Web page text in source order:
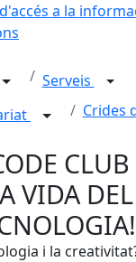
d'accés a la
Serveis
Crides
VIDA
i la